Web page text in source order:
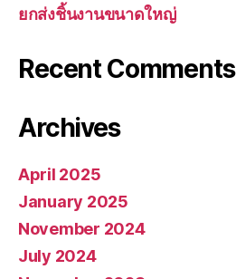
ยกส่งชิ้นงานขนาดใหญ่
Recent Comments
Archives
April 2025
January 2025
November 2024
July 2024